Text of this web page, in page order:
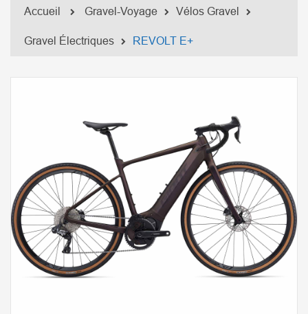
Accueil Gravel-Voyage Vélos Gravel
Gravel Électriques REVOLT E+